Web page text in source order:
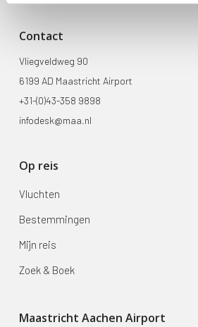
Contact
Vliegveldweg 90
6199 AD Maastricht Airport
+31-(0)43-358 9898
infodesk@maa.nl
Op reis
Vluchten
Bestemmingen
Mijn reis
Zoek & Boek
Maastricht Aachen Airport